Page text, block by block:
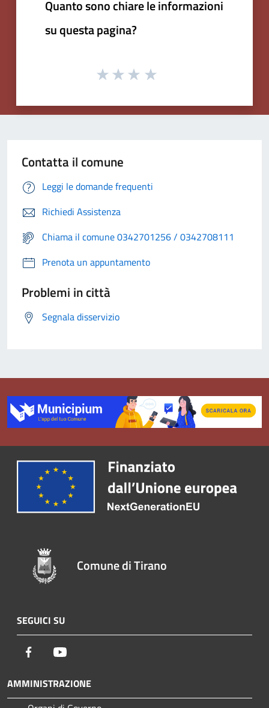
Quanto sono chiare le informazioni
su questa pagina?
Contatta il comune
Leggi le domande frequenti
Richiedi Assistenza
Chiama il comune 0342701256 / 0342708111
Prenota un appuntamento
Problemi in città
Segnala disservizio
Comune di Tirano
SEGUICI SU
Facebook
AMMINISTRAZIONE